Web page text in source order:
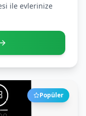
ile evlerinize
Popüler